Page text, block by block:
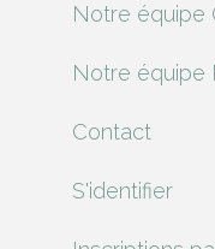
Notre équipe
Notre équipe
Contact
S'identifier